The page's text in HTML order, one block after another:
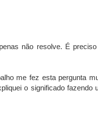
não resolve. É
me fez esta pergunta
o significado fazendo